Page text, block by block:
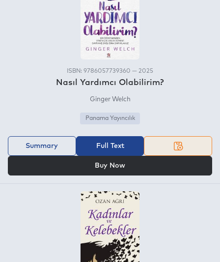
ISBN: 9786057739360 — 2025
Nasıl Yardımcı Olabilirim?
Ginger Welch
Panama Yayıncılık
Summary Full Text
Buy Now